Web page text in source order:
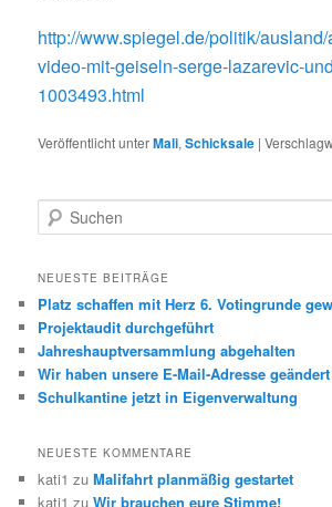
http://www.spiegel.de/politik/
video-mit-geiseln-serge-lazarevic-
1003493.html
Veröffentlicht unterMali,Schicksale |
u
h
n
NEUESTE BEITRÄGE
Platz schaffen mit Herz 6. Votingrunde
Projektaudit durchgeführt
Jahreshauptversammlung abgehalten
Wir haben unsere E-Mail-Adresse geändert
Schulkantine jetzt in Eigenverwaltung
NEUESTE KOMMENTARE
kati1 zuMalifahrt planmäßig gestartet
kati1 zuWir brauchen eure Stimme!